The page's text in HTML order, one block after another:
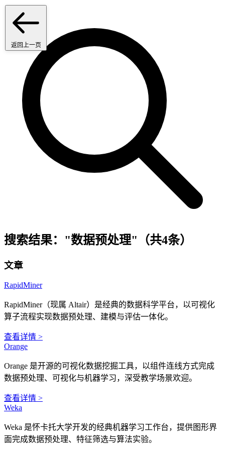
返回上一页
搜索结果： "数据预处理"（共4条）
文章
RapidMiner
RapidMiner（现属 Altair）是经典的数据科学平台，以可视化
算子流程实现数据预处理、建模与评估一体化。
查看详情 >
Orange
Orange 是开源的可视化数据挖掘工具，以组件连线方式完成
数据预处理、可视化与机器学习，深受教学场景欢迎。
查看详情 >
Weka
Weka 是怀卡托大学开发的经典机器学习工作台，提供图形界
面完成数据预处理、特征筛选与算法实验。